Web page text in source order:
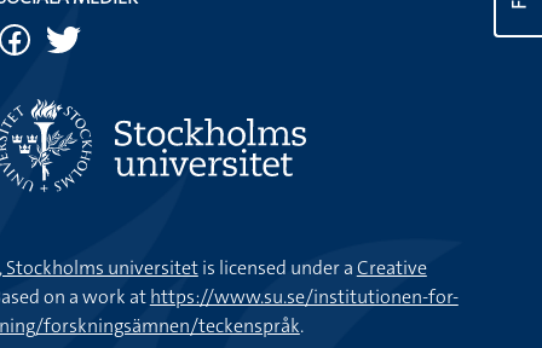
universitetis licensed under aCreative
on a work athttps://www.su.se/institutionen-for-
forskningsämnen/teckenspråk.